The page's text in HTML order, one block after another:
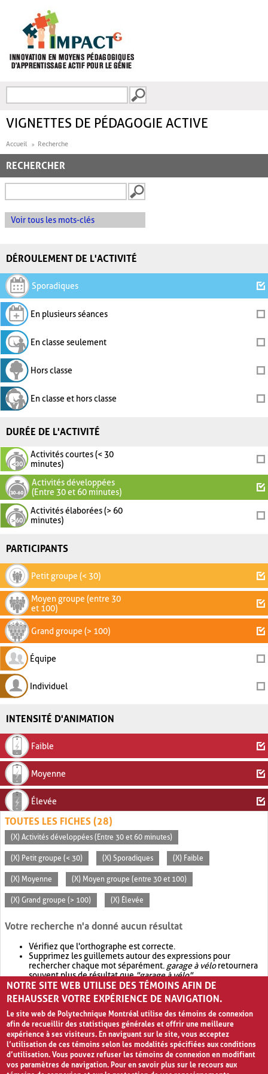
FORMULAIRE DE
VIGNETTES DE PÉDAGOGIE ACTIVE
Accueil Recherche
RECHERCHER
Voir tous les mots-clés
DÉROULEMENT DE L'ACTIVITÉ
Sporadiques
En plusieurs séances
En classe seulement
Hors classe
En classe et hors classe
DURÉE DE L'ACTIVITÉ
Activités courtes (< 30
minutes)
Activités développées
(Entre 30 et 60 minutes)
Activités élaborées (> 60
minutes)
PARTICIPANTS
Petit groupe (< 30)
Moyen groupe (entre 30
et 100)
Grand groupe (> 100)
Équipe
Individuel
INTENSITÉ D'ANIMATION
Faible
Moyenne
Élevée
TOUTES LES FICHES (28)
(X) Activités développées (Entre 30 et 60 minutes)
(X) Petit groupe (< 30) (X) Sporadiques (X) Faible
(X) Moyenne (X) Moyen groupe (entre 30 et 100)
(X) Grand groupe (> 100) (X) Élevée
Votre recherche n'a donné aucun résultat
Vérifiez que l'orthographe est correcte.
Supprimez les guillemets autour des expressions pour
rechercher chaque mot séparément. garage à véloretournera
souvent plus de résultat que"garage à vélo".
Envisagez d'élargir votre recherche avec OR.garage OR vélo
retournera souvent plus de résultat quegarage à vélo
NOTRE SITE WEB UTILISE DES TÉMOINS AFIN DE
REHAUSSER VOTRE EXPÉRIENCE DE NAVIGATION.
Le site web de Polytechnique Montréal utilise des témoins de connexion
afin de recueillir des statistiques générales et offrir une meilleure
expérience à ses visiteurs. En naviguant sur le site, vous acceptez
l’utilisation de ces témoins selon les modalités spécifiées aux conditions
d’utilisation. Vous pouvez refuser les témoins de connexion en modifiant
vos paramètres de navigation. Pour en savoir plus sur le recours aux